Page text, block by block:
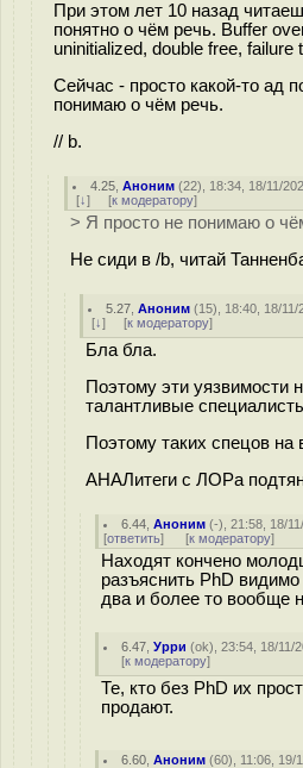
При этом лет 10 назад
понятно о чём речь. Buffer
uninitialized, double free, failure
Сейчас - просто какой-то ад
понимаю о чём речь.
// b.
4.25 ,Аноним (22), 18:34, 18/11/
[↓] [к модератору]
> Я просто не понимаю о
Не сиди в /b, читай
5.27 ,Аноним (15), 18:40, 18/11/
[↓] [к модератору]
Бла бла.
Поэтому эти уязвимости
талантливые
Поэтому таких спецов на
АНАЛитеги с ЛОРа
6.44 ,Аноним (-), 21:58, 18/
[ответить] [к модератору]
Находят кончено
разъяснить PhD
два и более то вообще
6.47 ,Урри (ok), 23:54, 18/11/
[к модератору]
Те, кто без PhD их
продают.
6.60 ,Аноним (60), 11:06, 19/